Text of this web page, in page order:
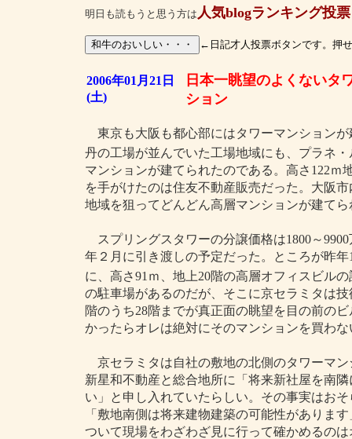
明日も読もうと思う方は 人気blogランキング投票
←日記才人投票ボタンです。押
2006年01月21日
(土)
日本一眺望のよくないタ
ション
東京も大阪も都心部にはタワーマンション
丹の工場が並んでいた工場地域にも、プラネ
マンションが建てられたのである。高さ122ｍ
を手がけたのは住友不動産販売だった。大阪
地域を狙ってどんどん高層マンションが建て
スプリングスタワーの分譲価格は1800～
年２月に引き渡しの予定だった。ところが昨
に、高さ91ｍ、地上20階の高層オフィスビル
の駐車場があるのだが、そこに京セラミタは
階のうち28階までが真正面の眺望を目の前の
かったらオレは絶対にそのマンションを買わな
京セラミタは自社の敷地の北側のタワーマ
新星和不動産と総合地所に「将来新社屋を南
い」と申し入れていたらしい。その事実はお
「敷地南側は将来建物建築の可能性がありま
ついて現場をわざわざ見に行って確かめるの